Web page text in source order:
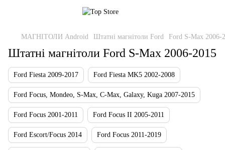
МАГНІТОЛИ Android Штатні магнітоли Ford Ford S-Max 2006-
Штатні магнітоли Ford S-Max 2006-2015
Ford Fiesta 2009-2017 Ford Fiesta MK5 2002-2008
Ford Focus, Mondeo, S-Max, C-Max, Galaxy, Kuga 2007-2015
Ford Focus 2001-2011 Ford Focus II 2005-2011
Ford Escort/Focus 2014 Ford Focus 2011-2019